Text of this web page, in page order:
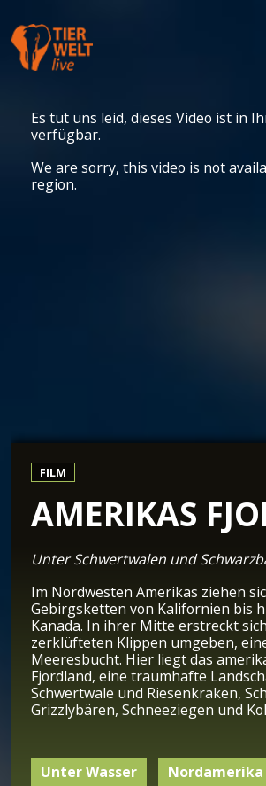
Es tut uns leid, dieses Video ist in
verfügbar.
We are sorry, this video is not
region.
FILM
AMERIKAS
Unter Schwertwalen und
Im Nordwesten Amerikas ziehen
Gebirgsketten von Kalifornien bis
Kanada. In ihrer Mitte erstreckt
zerklüfteten Klippen umgeben,
Meeresbucht. Hier liegt das
Fjordland, eine traumhafte
Schwertwale und Riesenkraken,
Grizzlybären, Schneeziegen und
Unter Wasser Nordamerika